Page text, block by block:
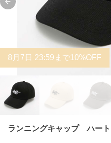
Previous slide
8 月 7 日 23:59まで10%OFF
ランニングキャップ ハー